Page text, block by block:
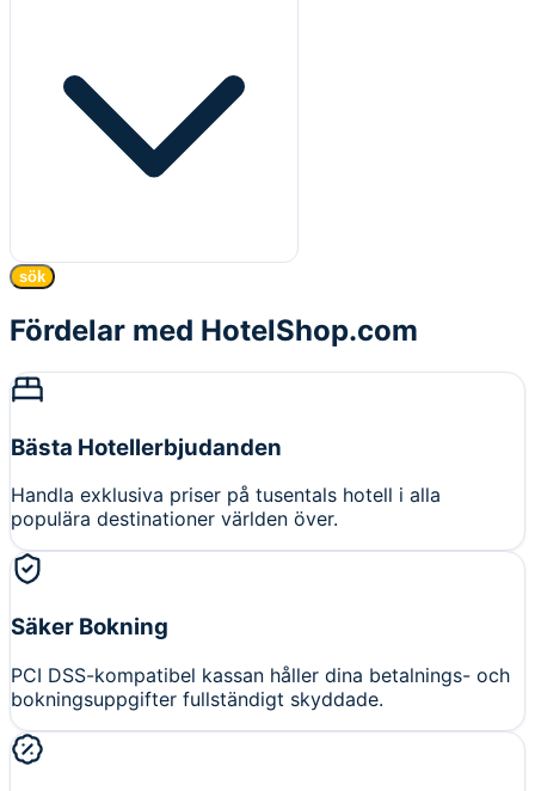
sök
Fördelar med HotelShop.com
Bästa Hotellerbjudanden
Handla exklusiva priser på tusentals hotell i alla
populära destinationer världen över.
Säker Bokning
PCI DSS-kompatibel kassan håller dina betalnings- och
bokningsuppgifter fullständigt skyddade.